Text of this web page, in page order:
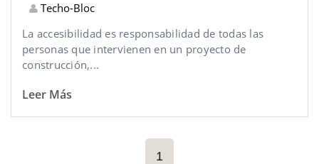
Techo-Bloc
La accesibilidad es responsabilidad de todas las
personas que intervienen en un proyecto de
construcción,...
Leer Más
1